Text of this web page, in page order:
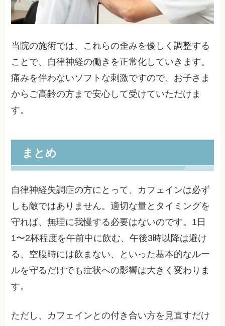
当院の施術では、これらの歪みを優しく調整する
ことで、自律神経の働きを正常化していきます。
痛みを伴わないソフトな刺激ですので、お子さま
からご高齢の方まで安心して受けていただけま
す。
まとめ
自律神経失調症の方にとって、カフェインは必ず
しも敵ではありません。適切な量とタイミングを
守れば、無理に我慢する必要はないのです。1日
1〜2杯程度を午前中に飲む、午後3時以降は避け
る、空腹時には飲まない、といった基本的なルー
ルを守るだけでも症状への影響は大きく変わりま
す。
ただし、カフェインとの付き合い方を見直すだけ